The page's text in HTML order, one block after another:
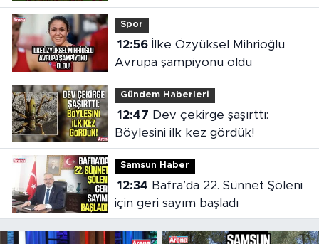
Spor
12:56İlke Özyüksel Mihrioğlu
Avrupa şampiyonu oldu
Gündem Haberleri
12:47
Böylesini ilk kez gördük!
Samsun Haber
12:34
için geri sayım başladı